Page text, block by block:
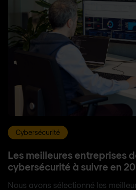
Cybersécurité
Les meilleures entreprises
cybersécurité à suivre en
Nous avons sélectionné les